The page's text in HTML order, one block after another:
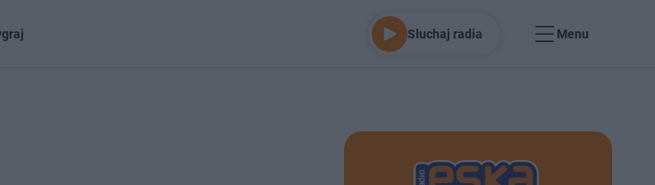
Słuchaj radia Menu